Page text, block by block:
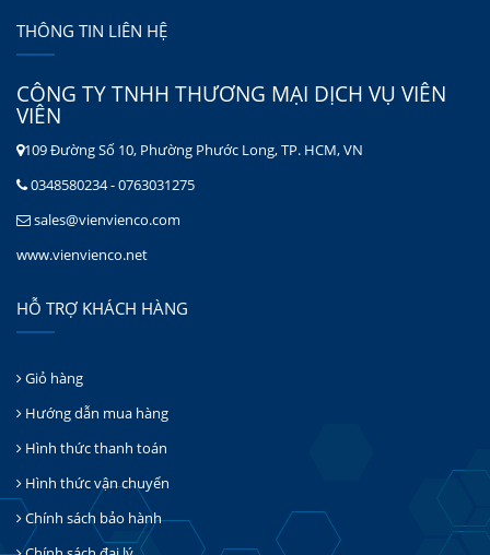
THÔNG TIN LIÊN HỆ
CÔNG TY TNHH THƯƠNG MẠI DỊCH VỤ VIÊN
VIÊN
109 Đường Số 10, Phường Phước Long, TP. HCM, VN
0348580234 - 0763031275
sales@vienvienco.com
www.vienvienco.net
HỖ TRỢ KHÁCH HÀNG
Giỏ hàng
Hướng dẫn mua hàng
Hình thức thanh toán
Hình thức vận chuyển
Chính sách bảo hành